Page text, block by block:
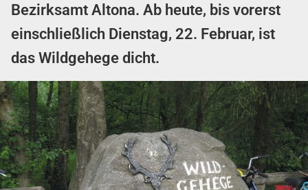
Bezirksamt Altona. Ab heute, bis vorerst
einschließlich Dienstag, 22. Februar, ist
das Wildgehege dicht.